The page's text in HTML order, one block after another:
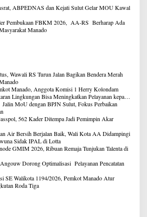
ABPEDNAS dan Kejati Sulut Gelar MOU Kawal
Pembukaan FBKM 2026, AA-RS Berharap Ada
Manado
Wawali RS Turun Jalan Bagikan Bendera Merah
Manado, Anggota Komisi 1 Herry Kolondam
Lingkungan Bisa Meningkatkan Pelayanan kepada
MoU dengan BPJN Sulut, Fokus Perbaikan
562 Kader Ditempa Jadi Pemimpin Akar
Air Bersih Berjalan Baik, Wali Kota AA Didampingi
Sidak IPAL di Lotta
GMIM 2026, Ribuan Remaja Tunjukan Talenta di
Dorong Optimalisasi Pelayanan Pencatatan
SE Walikota 1194/2026, Pemkot Manado Atur
Roda Tiga